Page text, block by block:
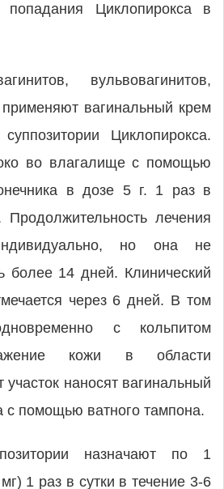
попадания Циклопирокса в
вульвовагинитов,
вагинальный крем
Циклопирокса.
во влагалище с помощью
в дозе 5 г. 1 раз в
лечения
но она не
более 14 дней. Клинический
через 6 дней. В том
с кольпитом
кожи в области
наносят вагинальный
с помощью ватного тампона.
назначают по 1
1 раз в сутки в течение 3-6